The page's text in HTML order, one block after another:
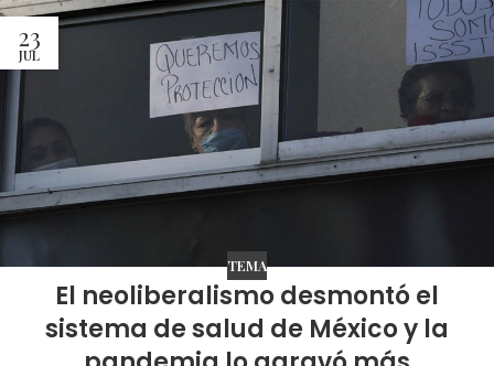
23
JUL
TEMA
El neoliberalismo desmontó el
sistema de salud de México y la